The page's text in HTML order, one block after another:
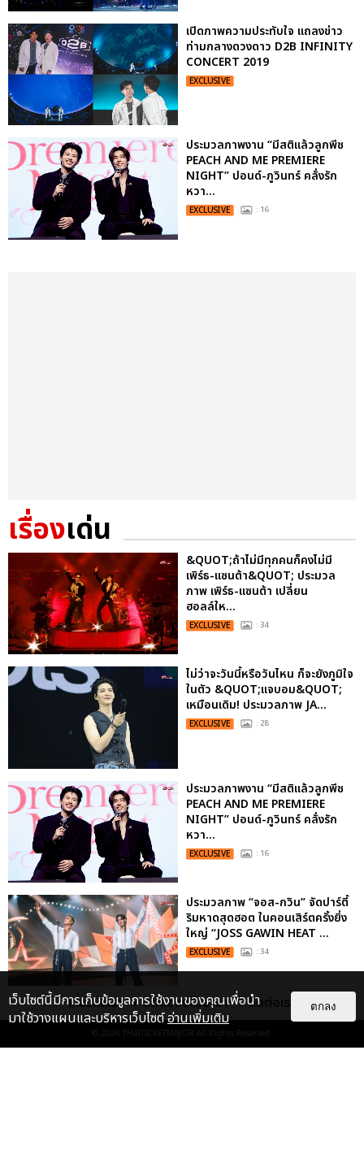
เปิดภาพความประทับใจ แถลงข่าว
ท่ามกลางดวงดาว D2B INFINITY
CONCERT 2019
EXCLUSIVE
ประมวลภาพงาน “มีสติแล้วลูกพีช
PEACH AND ME PREMIERE
NIGHT” ปอนด์-ภูวินทร์ คลั่งรัก
หวา...
EXCLUSIVE : 16
เรื่องเด่น
&QUOT;ถ้าไม่มีทุกคนก็คงไม่มี
เพิร์ธ-แซนต้า&QUOT; ประมวล
ภาพ เพิร์ธ-แซนต้า เปลี่ยน
ฮอลล์ให...
EXCLUSIVE : 34
ไม่ว่าจะวันนี้หรือวันไหน ก็จะยังภูมิใจ
ในตัว &QUOT;แจบอม&QUOT;
เหมือนเดิม! ประมวลภาพ JA...
EXCLUSIVE : 28
ประมวลภาพงาน “มีสติแล้วลูกพีช
PEACH AND ME PREMIERE
NIGHT” ปอนด์-ภูวินทร์ คลั่งรัก
หวา...
EXCLUSIVE : 16
ประมวลภาพ “จอส-กวิน” จัดปาร์ตี้
ริมหาดสุดฮอต ในคอนเสิร์ตครั้งยิ่ง
ใหญ่ “JOSS GAWIN HEAT ...
EXCLUSIVE : 34
“ช่วงเวลาที่ไม่ได้เจอกันพิสูจน์แล้วว่า
รักแท้จะไม่มีวันจางหาย” ประมวล
ภาพ JAEHYUN กับแฟน...
เกี่ยวกับเรา ติดต่อลงโฆษณา ติดต่อเรา
© 2026 THAITICKETMAJOR All Rights Reserved.
เว็บไซต์นี้มีการเก็บข้อมูลการใช้งานของคุณเพื่อนำ
มาใช้วางแผนและบริหารเว็บไซต์อ่านเพิ่มเติม
ตกลง